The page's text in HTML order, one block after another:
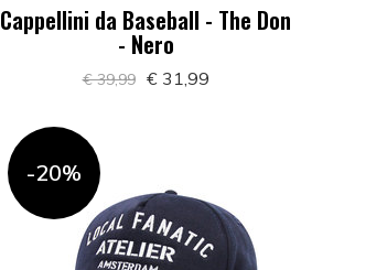
Cappellini da Baseball - The Don
- Nero
€ 39,99 € 31,99
-20%